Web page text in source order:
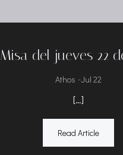
Misa del jueves 22
Athos -Jul 22
[…]
Read Article